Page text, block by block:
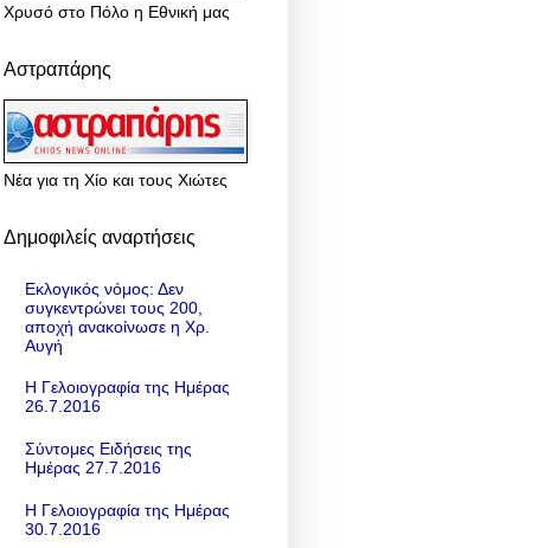
Χρυσό στο Πόλο η Εθνική μας
Αστραπάρης
Νέα για τη Χίο και τους Χιώτες
Δημοφιλείς αναρτήσεις
Εκλογικός νόμος: Δεν
συγκεντρώνει τους 200,
αποχή ανακοίνωσε η Χρ.
Αυγή
Η Γελοιογραφία της Ημέρας
26.7.2016
Σύντομες Ειδήσεις της
Ημέρας 27.7.2016
Η Γελοιογραφία της Ημέρας
30.7.2016